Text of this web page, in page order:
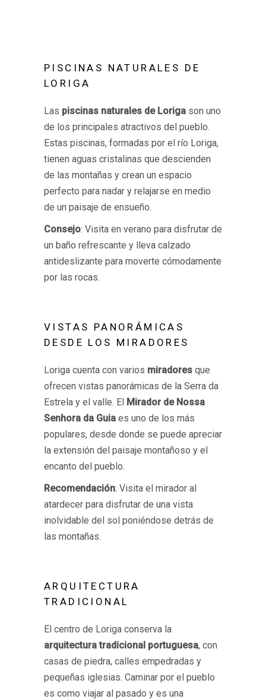
PISCINAS NATURALES DE
LORIGA
Las piscinas naturales de Loriga son uno
de los principales atractivos del pueblo.
Estas piscinas, formadas por el río Loriga,
tienen aguas cristalinas que descienden
de las montañas y crean un espacio
perfecto para nadar y relajarse en medio
de un paisaje de ensueño.
Consejo: Visita en verano para disfrutar de
un baño refrescante y lleva calzado
antideslizante para moverte cómodamente
por las rocas.
VISTAS PANORÁMICAS
DESDE LOS MIRADORES
Loriga cuenta con varios miradores que
ofrecen vistas panorámicas de la Serra da
Estrela y el valle. El Mirador de Nossa
Senhora da Guia es uno de los más
populares, desde donde se puede apreciar
la extensión del paisaje montañoso y el
encanto del pueblo.
Recomendación: Visita el mirador al
atardecer para disfrutar de una vista
inolvidable del sol poniéndose detrás de
las montañas.
ARQUITECTURA
TRADICIONAL
El centro de Loriga conserva la
arquitectura tradicional portuguesa, con
casas de piedra, calles empedradas y
pequeñas iglesias. Caminar por el pueblo
es como viajar al pasado y es una